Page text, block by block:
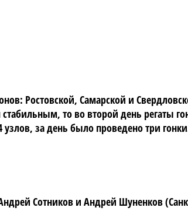
Ростовской, Самарской и
то во второй день регаты
за день было проведено три
Сотников и Андрей Шуненков